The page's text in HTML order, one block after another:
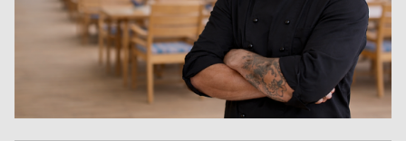
me(e)hr als einen Job!